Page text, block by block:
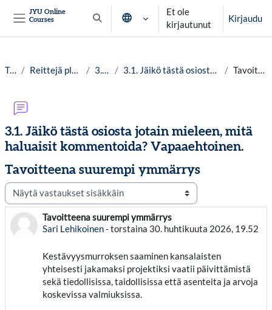
JYU Online
Courses
Vaihda hakusyöttöä
Et ole
kirjautunut
Kirjaudu
Työpöytä Reittejä planetaariseen hyvinvointiin lv. 25-26 3. Reitit ja kartat 3.1. Jäikö tästä osiosta jotain mieleen, mitä haluaisit kommentoida? Vapaaehtoinen. Tavoitteena suurempi ymmärrys
3.1. Jäikö tästä osiosta jotain mieleen, mitä
haluaisit kommentoida? Vapaaehtoinen.
Tavoitteena suurempi ymmärrys
Näytön tila
Tavoitteena suurempi ymmärrys
Sari Lehikoinen-torstaina 30. huhtikuuta 2026, 19.52
Vastausten määrä: 0
Kestävyysmurroksen saaminen kansalaisten
yhteisesti jakamaksi projektiksi vaatii päivittämistä
sekä tiedollisissa, taidollisissa että asenteita ja arvoja
koskevissa valmiuksissa.